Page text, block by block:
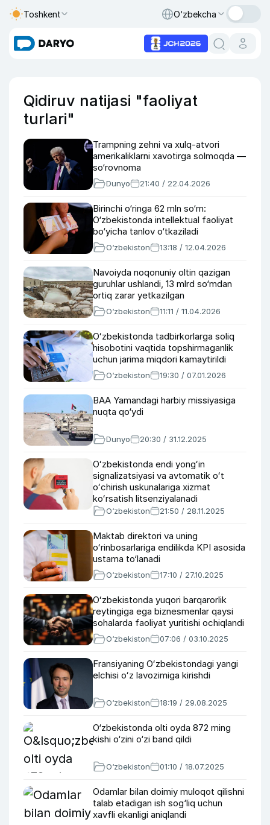
Toshkent O‘zbekcha
Qidiruv natijasi "faoliyat
turlari"
Trampning zehni va xulq-atvori
amerikaliklarni xavotirga solmoqda —
so‘rovnoma
Dunyo 21:40 / 22.04.2026
Birinchi o‘ringa 62 mln so‘m:
O‘zbekistonda intellektual faoliyat
bo‘yicha tanlov o‘tkaziladi
O‘zbekiston 13:18 / 12.04.2026
Navoiyda noqonuniy oltin qazigan
guruhlar ushlandi, 13 mlrd so‘mdan
ortiq zarar yetkazilgan
O‘zbekiston 11:11 / 11.04.2026
Oʻzbekistonda tadbirkorlarga soliq
hisobotini vaqtida topshirmaganlik
uchun jarima miqdori kamaytirildi
O‘zbekiston 19:30 / 07.01.2026
BAA Yamandagi harbiy missiyasiga
nuqta qo‘ydi
Dunyo 20:30 / 31.12.2025
Oʻzbekistonda endi yongʻin
signalizatsiyasi va avtomatik oʻt
oʻchirish uskunalariga xizmat
koʻrsatish litsenziyalanadi
O‘zbekiston 21:50 / 28.11.2025
Maktab direktori va uning
oʻrinbosarlariga endilikda KPI asosida
ustama to‘lanadi
O‘zbekiston 17:10 / 27.10.2025
Oʻzbekistonda yuqori barqarorlik
reytingiga ega biznesmenlar qaysi
sohalarda faoliyat yuritishi ochiqlandi
O‘zbekiston 07:06 / 03.10.2025
Fransiyaning Oʻzbekistondagi yangi
elchisi oʻz lavozimiga kirishdi
O‘zbekiston 18:19 / 29.08.2025
O‘zbekistonda olti oyda 872 ming
kishi o‘zini o‘zi band qildi
O‘zbekiston 01:10 / 18.07.2025
Odamlar bilan doimiy muloqot qilishni
talab etadigan ish sog‘liq uchun
xavfli ekanligi aniqlandi